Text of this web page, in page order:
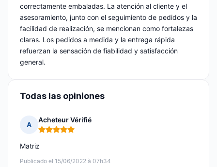
correctamente embaladas. La atención al cliente y el
asesoramiento, junto con el seguimiento de pedidos y la
facilidad de realización, se mencionan como fortalezas
claras. Los pedidos a medida y la entrega rápida
refuerzan la sensación de fiabilidad y satisfacción
general.
Todas las opiniones
A
Acheteur Vérifié
Nota: 5 de 5
Publicado el 15/06/2022 à 07h34
Matriz